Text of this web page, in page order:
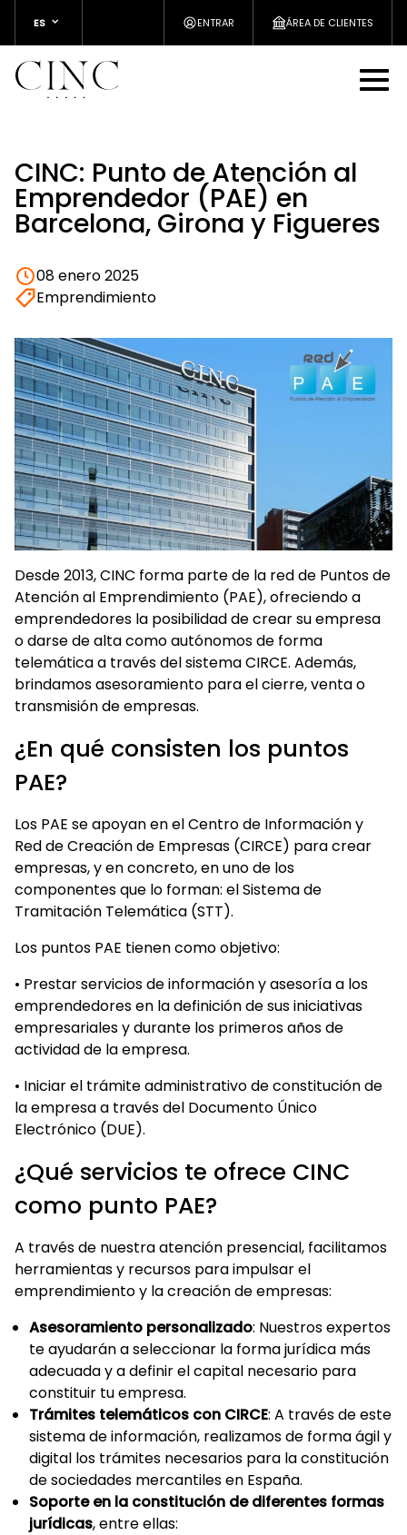
ES ENTRAR ÁREA DE CLIENTES
CINC: Punto de Atención al
Emprendedor (PAE) en
Barcelona, Girona y Figueres
08 enero 2025
Emprendimiento
Desde 2013, CINC forma parte de la red de Puntos de
Atención al Emprendimiento (PAE), ofreciendo a
emprendedores la posibilidad de crear su empresa
o darse de alta como autónomos de forma
telemática a través del sistema CIRCE. Además,
brindamos asesoramiento para el cierre, venta o
transmisión de empresas.
¿En qué consisten los puntos
PAE?
Los PAE se apoyan en el Centro de Información y
Red de Creación de Empresas (CIRCE) para crear
empresas, y en concreto, en uno de los
componentes que lo forman: el Sistema de
Tramitación Telemática (STT).
Los puntos PAE tienen como objetivo:
• Prestar servicios de información y asesoría a los
emprendedores en la definición de sus iniciativas
empresariales y durante los primeros años de
actividad de la empresa.
• Iniciar el trámite administrativo de constitución de
la empresa a través del Documento Único
Electrónico (DUE).
¿Qué servicios te ofrece CINC
como punto PAE?
A través de nuestra atención presencial, facilitamos
herramientas y recursos para impulsar el
emprendimiento y la creación de empresas:
Asesoramiento personalizado: Nuestros expertos
te ayudarán a seleccionar la forma jurídica más
adecuada y a definir el capital necesario para
constituir tu empresa.
Trámites telemáticos con CIRCE: A través de este
sistema de información, realizamos de forma ágil y
digital los trámites necesarios para la constitución
de sociedades mercantiles en España.
Soporte en la constitución de diferentes formas
jurídicas, entre ellas: